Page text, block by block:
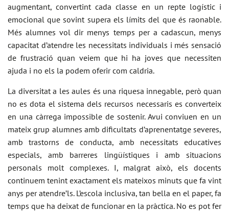
augmentant, convertint cada classe en un repte logístic i
emocional que sovint supera els límits del que és raonable.
Més alumnes vol dir menys temps per a cadascun, menys
capacitat d’atendre les necessitats individuals i més sensació
de frustració quan veiem que hi ha joves que necessiten
ajuda i no els la podem oferir com caldria.
La diversitat a les aules és una riquesa innegable, però quan
no es dota el sistema dels recursos necessaris es converteix
en una càrrega impossible de sostenir. Avui conviuen en un
mateix grup alumnes amb dificultats d’aprenentatge severes,
amb trastorns de conducta, amb necessitats educatives
especials, amb barreres lingüístiques i amb situacions
personals molt complexes. I, malgrat això, els docents
continuem tenint exactament els mateixos minuts que fa vint
anys per atendre’ls. L’escola inclusiva, tan bella en el paper, fa
temps que ha deixat de funcionar en la pràctica. No es pot fer